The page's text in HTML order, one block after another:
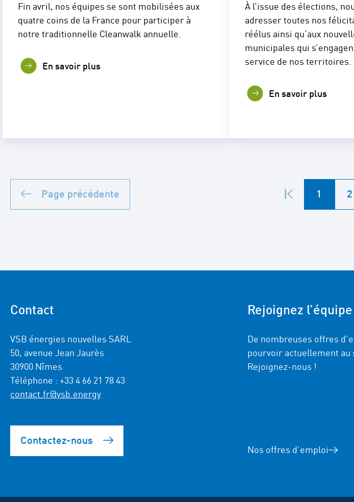
Fin avril, nos équipes se sont mobilisées aux
quatre coins de la France pour participer à
notre traditionnelle Cleanwalk annuelle.
En savoir plus
À l’issue des élections,
adresser toutes nos
réélus ainsi qu’aux
municipales qui
service de nos territoires.
En savoir plus
Page précédente
Première
page
1 2
Contact
VSB énergies nouvelles SARL
50, avenue Jean Jaurès
30900 Nîmes
Téléphone : +33 4 66 21 78 43
contact.fr@vsb.energy
Contactez-nous
Rejoignez l’équipe
De nombreuses offres
pourvoir actuellement au
Rejoignez-nous !
Nos offres d’emploi